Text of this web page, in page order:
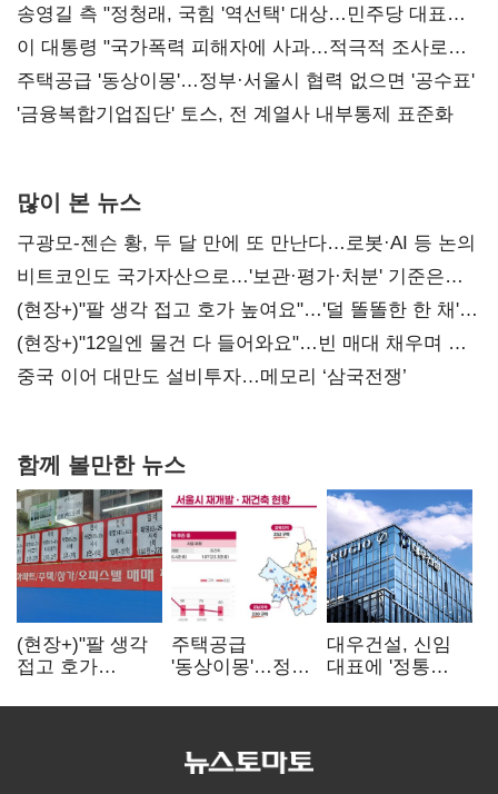
리모델링' 제안
송영길 측 "정청래, 국힘 '역선택' 대상…민주당 대표로
총선 지휘 못해"
이 대통령 "국가폭력 피해자에 사과…적극적 조사로
진실 밝혀야"
주택공급 '동상이몽'…정부·서울시 협력 없으면 '공수표'
'금융복합기업집단' 토스, 전 계열사 내부통제 표준화
많이 본 뉴스
구광모-젠슨 황, 두 달 만에 또 만난다…로봇·AI 등 논의
비트코인도 국가자산으로…'보관·평가·처분' 기준은
숙제
(현장+)"팔 생각 접고 호가 높여요"…'덜 똘똘한 한 채'
20억 키맞추기
(현장+)"12일엔 물건 다 들어와요"…빈 매대 채우며 문
연 홈플러스
중국 이어 대만도 설비투자…메모리 ‘삼국전쟁’
함께 볼만한 뉴스
(현장+)"팔 생각
접고 호가
똘똘한 한 채'
주택공급
'동상이몽'…정부
없으면 '공수표'
대우건설, 신임
대표에 '정통
부사장 내정